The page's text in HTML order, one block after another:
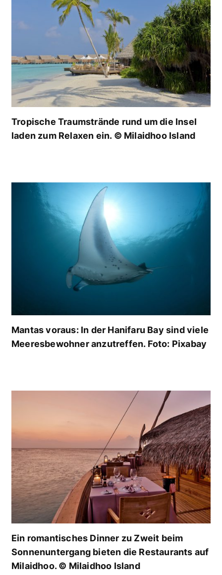
Tropische Traumstrände rund um die Insel
laden zum Relaxen ein. © Milaidhoo Island
Mantas voraus: In der Hanifaru Bay sind viele
Meeresbewohner anzutreffen. Foto: Pixabay
Ein romantisches Dinner zu Zweit beim
Sonnenuntergang bieten die Restaurants auf
Milaidhoo. © Milaidhoo Island